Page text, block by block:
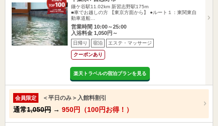
鎌ケ谷駅11.02km 新習志野駅175m
■車でお越しの方 【東京方面から】 ●ルート１：東関東自
動車道船…
営業時間 10:00～25:00
入浴料金 1,050円～
日帰り 宿泊 エステ・マッサージ
クーポンあり
楽天トラベルの宿泊プランを見る
会員限定 ＜平日のみ＞入館料割引
通常1,050円 → 950円（100円お得！）